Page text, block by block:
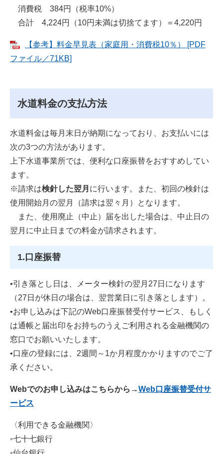
消費税 384円（税率10%）
合計 4,224円（10円未満は切捨てます）＝4,220円
【参考】料金早見表（家庭用・消費税10％） [PDF
ファイル／71KB]
水道料金の支払方法
水道料金は毎月末日が納期になっており、お支払いには
次の3つの方法があります。
上下水道事業所では、便利な口座振替をおすすめしてい
ます。
※請求は検針した翌月 に行います。また、初回の検針は
使用開始月の翌月（請求は翌々月）となります。
また、使用廃止（中止）届を出した場合は、中止日の
翌月に中止日までの料金が請求されます。
1.口座振替
•引き落とし日は、メーター検針の翌月27日になります
（27日が休日の場合は、翌営業日に引き落とします）。
•お申し込みは下記のWeb口座振替受付サービス、もしく
は通帳と届出印をお持ちのうえご利用される金融機関の
窓口でお願いいたします。
•口座の登録には、2週間～1か月程度かかりますのでご了
承ください。
Webでのお申し込みはこちらから→Web口座振替受付サ
ービス
​〈利用できる金融機関〉
◦七十七銀行